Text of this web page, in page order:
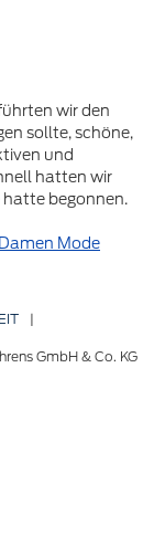
wir den
sollte, schöne,
und
hatten wir
hatte begonnen.
Damen Mode
|
GmbH & Co. KG